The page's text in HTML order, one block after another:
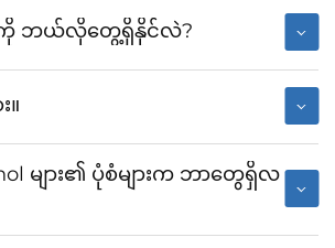
ကို ဘယ်လိုတွေ့ရှိနိုင်လဲ?
။
များ၏ ပုံစံများက ဘာတွေရှိလ